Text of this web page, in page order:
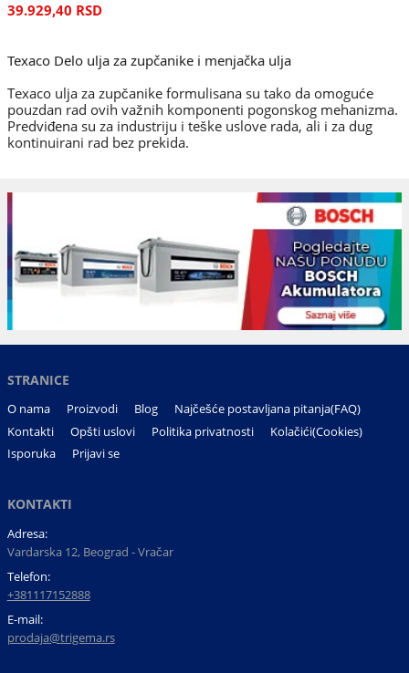
39.929,40 RSD
Texaco Delo ulja za zupčanike i menjačka ulja
Texaco ulja za zupčanike formulisana su tako da omoguće
pouzdan rad ovih važnih komponenti pogonskog mehanizma.
Predviđena su za industriju i teške uslove rada, ali i za dug
kontinuirani rad bez prekida.
STRANICE
O nama Proizvodi Blog
Najčešće postavljana pitanja(FAQ)
Kontakti
Opšti uslovi Politika privatnosti
Kolačići(Cookies)
Isporuka
Prijavi se
KONTAKTI
Adresa:
Vardarska 12, Beograd - Vračar
Telefon:
+381117152888
E-mail:
prodaja@trigema.rs